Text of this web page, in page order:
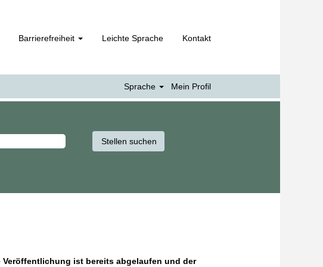
Barrierefreiheit Leichte Sprache Kontakt
Sprache Mein Profil
ist bereits abgelaufen und der